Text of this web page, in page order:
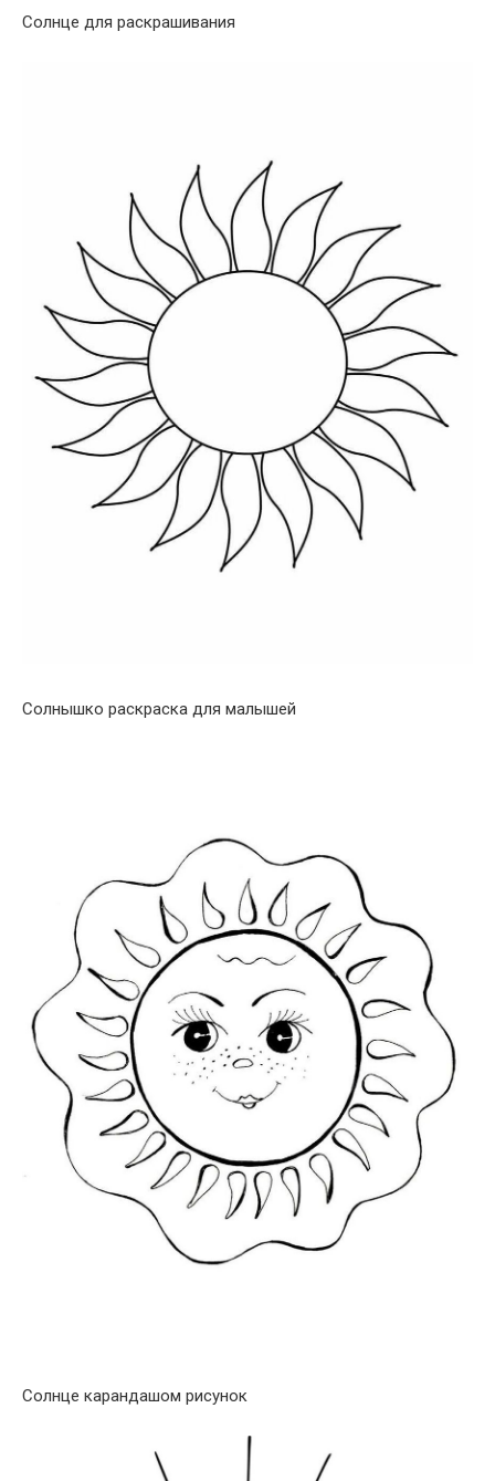
Солнце для раскрашивания
Солнышко раскраска для малышей
Солнце карандашом рисунок